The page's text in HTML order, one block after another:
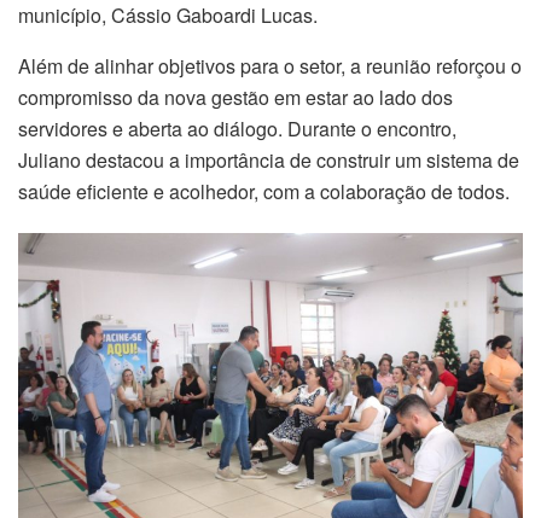
município, Cássio Gaboardi Lucas.
Além de alinhar objetivos para o setor, a reunião reforçou o
compromisso da nova gestão em estar ao lado dos
servidores e aberta ao diálogo. Durante o encontro,
Juliano destacou a importância de construir um sistema de
saúde eficiente e acolhedor, com a colaboração de todos.